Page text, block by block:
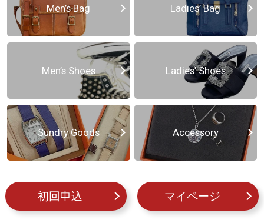
Men’s Bag Ladies’ Bag
Men’s Shoes Ladies’ Shoes
Sundry Goods Accessory
初回申込 マイページ